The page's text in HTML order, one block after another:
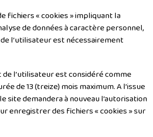
fichiers « cookies » impliquant la
de données à caractère personnel,
l’utilisateur est nécessairement
l’utilisateur est considéré comme
de 13 (treize) mois maximum. A l’issue
site demandera à nouveau l’autorisation
enregistrer des fichiers « cookies » sur